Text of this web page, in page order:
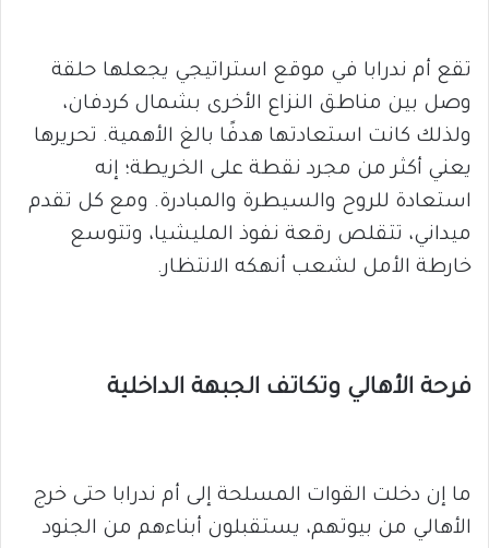
تقع أم ندرابا في موقع استراتيجي يجعلها حلقة
وصل بين مناطق النزاع الأخرى بشمال كردفان،
ولذلك كانت استعادتها هدفًا بالغ الأهمية. تحريرها
يعني أكثر من مجرد نقطة على الخريطة؛ إنه
استعادة للروح والسيطرة والمبادرة. ومع كل تقدم
ميداني، تتقلص رقعة نفوذ المليشيا، وتتوسع
خارطة الأمل لشعب أنهكه الانتظار.
فرحة الأهالي وتكاتف الجبهة الداخلية
ما إن دخلت القوات المسلحة إلى أم ندرابا حتى خرج
الأهالي من بيوتهم، يستقبلون أبناءهم من الجنود